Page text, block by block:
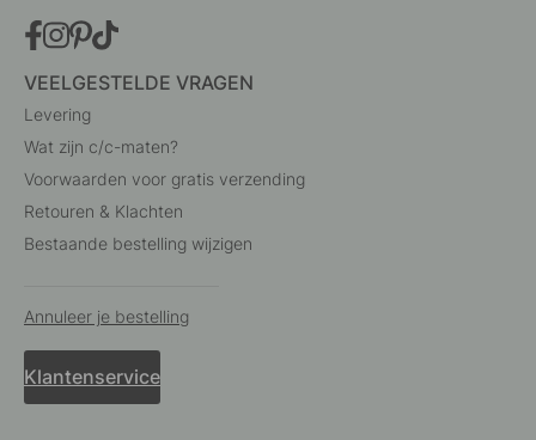
VEELGESTELDE VRAGEN
Levering
Wat zijn c/c-maten?
Voorwaarden voor gratis verzending
Retouren & Klachten
Bestaande bestelling wijzigen
Annuleer je bestelling
Klantenservice